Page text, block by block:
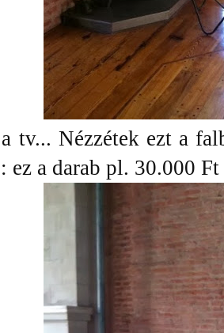
tv... Nézzétek ezt a
ez a darab pl. 30.000